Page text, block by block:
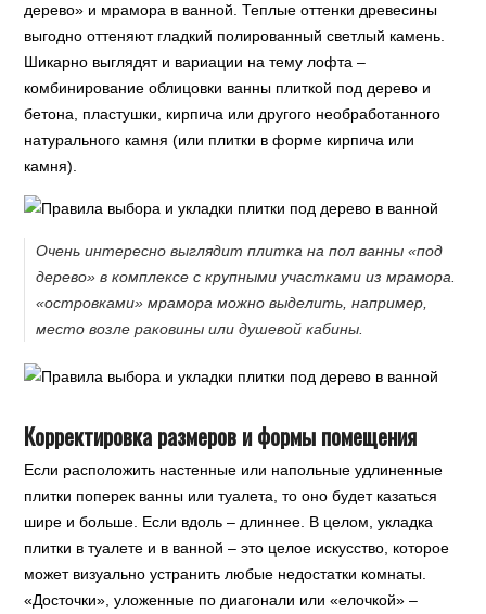
дерево» и мрамора в ванной. Теплые оттенки древесины
выгодно оттеняют гладкий полированный светлый камень.
Шикарно выглядят и вариации на тему лофта –
комбинирование облицовки ванны плиткой под дерево и
бетона, пластушки, кирпича или другого необработанного
натурального камня (или плитки в форме кирпича или
камня).
Очень интересно выглядит плитка на пол ванны «под
дерево» в комплексе с крупными участками из мрамора.
«островками» мрамора можно выделить, например,
место возле раковины или душевой кабины.
Корректировка размеров и формы помещения
Если расположить настенные или напольные удлиненные
плитки поперек ванны или туалета, то оно будет казаться
шире и больше. Если вдоль – длиннее. В целом, укладка
плитки в туалете и в ванной – это целое искусство, которое
может визуально устранить любые недостатки комнаты.
«Досточки», уложенные по диагонали или «елочкой» –